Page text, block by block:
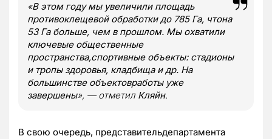
«В этом году мы увеличили площадь
противоклещевой обработки до 785 Га, чтона
53 Га больше, чем в прошлом. Мы охватили
ключевые общественные
пространства,спортивные объекты: стадионы
и тропы здоровья, кладбища и др. На
большинстве объектовработы уже
завершены», — отметил Кляйн.
В свою очередь, представительдепартамента